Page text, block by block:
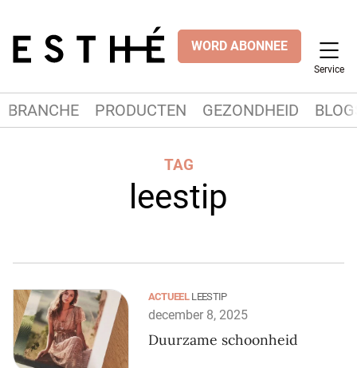
WORD ABONNEE
Service
BRANCHE PRODUCTEN GEZONDHEID
TAG
leestip
ACTUEEL LEESTIP
december 8, 2025
Duurzame schoonheid